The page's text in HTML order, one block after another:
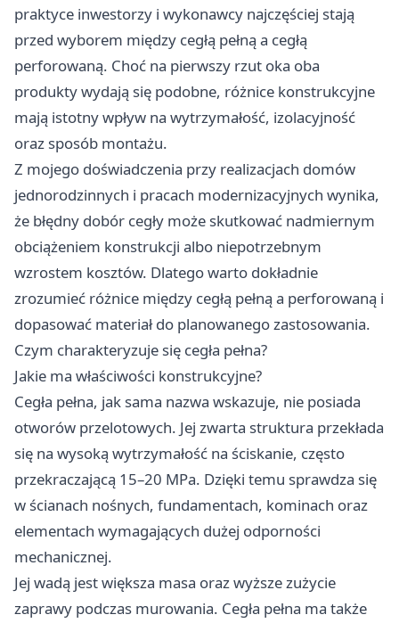
praktyce inwestorzy i wykonawcy najczęściej stają
przed wyborem między cegłą pełną a cegłą
perforowaną. Choć na pierwszy rzut oka oba
produkty wydają się podobne, różnice konstrukcyjne
mają istotny wpływ na wytrzymałość, izolacyjność
oraz sposób montażu.
Z mojego doświadczenia przy realizacjach domów
jednorodzinnych i pracach modernizacyjnych wynika,
że błędny dobór cegły może skutkować nadmiernym
obciążeniem konstrukcji albo niepotrzebnym
wzrostem kosztów. Dlatego warto dokładnie
zrozumieć różnice między cegłą pełną a perforowaną i
dopasować materiał do planowanego zastosowania.
Czym charakteryzuje się cegła pełna?
Jakie ma właściwości konstrukcyjne?
Cegła pełna, jak sama nazwa wskazuje, nie posiada
otworów przelotowych. Jej zwarta struktura przekłada
się na wysoką wytrzymałość na ściskanie, często
przekraczającą 15–20 MPa. Dzięki temu sprawdza się
w ścianach nośnych, fundamentach, kominach oraz
elementach wymagających dużej odporności
mechanicznej.
Jej wadą jest większa masa oraz wyższe zużycie
zaprawy podczas murowania. Cegła pełna ma także